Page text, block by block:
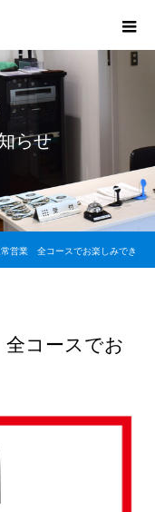
らせ
営業 全コースでお楽しみでき
コースでお